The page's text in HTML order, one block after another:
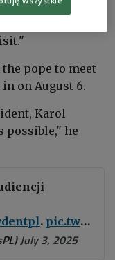
Duda said. "We
the pope to meet
on August 6.
Karol
possible," he
. pic.twitter.com/gdeT49l7ri
July 3, 2025